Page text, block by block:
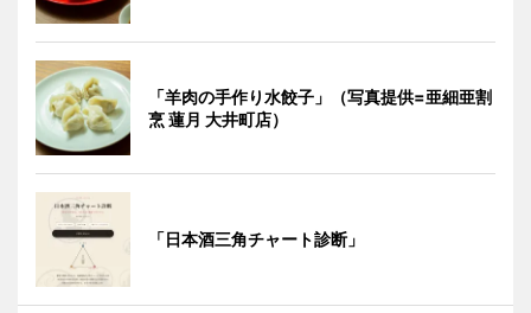
「羊肉の手作り水餃子」（写真提供=亜細亜割
烹 蓮月 大井町店）
「日本酒三角チャート診断」